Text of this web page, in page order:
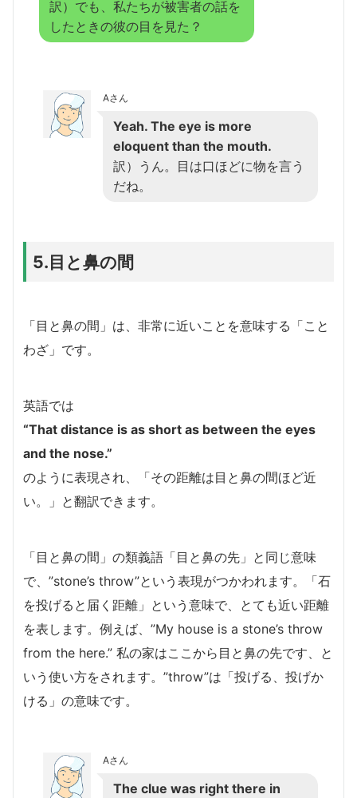
訳）でも、私たちが被害者の話を
したときの彼の目を見た？
Aさん
Yeah. The eye is more
eloquent than the mouth.
訳）うん。目は口ほどに物を言う
だね。
5.目と鼻の間
「目と鼻の間」は、非常に近いことを意味する「こと
わざ」です。
英語では
“That distance is as short as between the eyes
and the nose.”
のように表現され、「その距離は目と鼻の間ほど近
い。」と翻訳できます。
「目と鼻の間」の類義語「目と鼻の先」と同じ意味
で、”stone’s throw”という表現がつかわれます。「石
を投げると届く距離」という意味で、とても近い距離
を表します。例えば、”My house is a stone’s throw
from the here.” 私の家はここから目と鼻の先です、と
いう使い方をされます。”throw”は「投げる、投げか
ける」の意味です。
Aさん
The clue was right there in